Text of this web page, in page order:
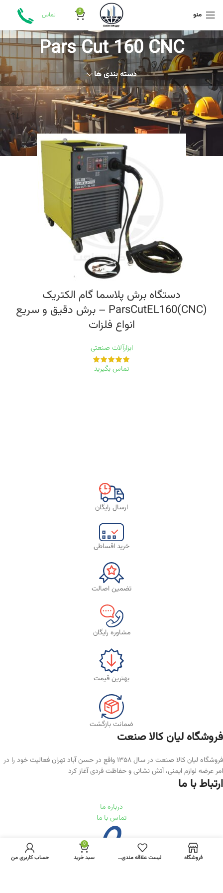
منو 0 تماس
Pars Cut 160 CNC
دسته بندی ها
خانه محصولات برچسب خورده “Pars Cut 160 CNC”
دستگاه برش پلاسما گام الکتریک
ParsCutEL160(CNC) – برش دقیق و سریع
انواع فلزات
ابزارآلات صنعتی
تماس بگیرید
ارسال رایگان
خرید اقساطی
تضمین اصالت
مشاوره رایگان
بهترین قیمت
ضمانت بازگشت
فروشگاه لیان‌ کالا صنعت
فروشگاه لیان کالا صنعت در سال ۱۳۵۸ واقع در حسن آباد تهران فعالیت خود را در
امر عرضه لوازم ایمنی، آتش نشانی و حفاظت فردی آغاز کرد
ارتباط با ما
درباره ما
تماس با ما
فروشگاه لیست علاقه مندی ها
0
سبد خرید حساب کاربری من